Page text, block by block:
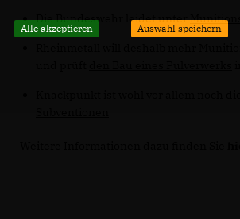
Die Bundeswehr leidet unter
Alle akzeptieren Auswahl speichern